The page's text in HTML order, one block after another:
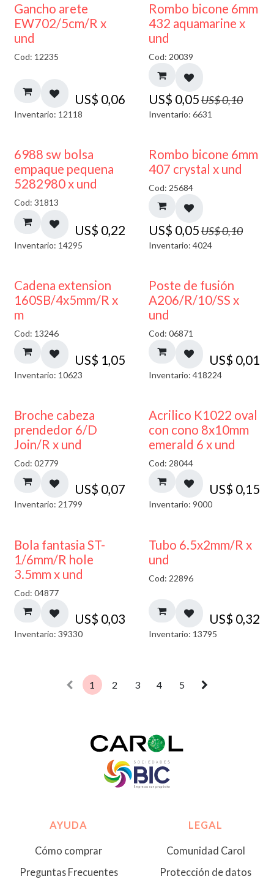
Gancho arete
EW702/5cm/R x
und
Cod: 12235
US$ 0,06
Inventario: 12118
50% DESCUENTO
Rombo bicone 6mm
432 aquamarine x
und
Cod: 20039
US$ 0,05US$0,10
Inventario: 6631
6988 sw bolsa
empaque pequena
5282980 x und
Cod: 31813
US$ 0,22
Inventario: 14295
50% DESCUENTO
Rombo bicone 6mm
407 crystal x und
Cod: 25684
US$ 0,05US$0,10
Inventario: 4024
Cadena extension
160SB/4x5mm/R x
m
Cod: 13246
US$ 1,05
Inventario: 10623
Poste de fusión
A206/R/10/SS x
und
Cod: 06871
US$ 0,01
Inventario: 418224
Broche cabeza
prendedor 6/D
Join/R x und
Cod: 02779
US$ 0,07
Inventario: 21799
Acrilico K1022 oval
con cono 8x10mm
emerald 6 x und
Cod: 28044
US$ 0,15
Inventario: 9000
Bola fantasia ST-
1/6mm/R hole
3.5mm x und
Cod: 04877
US$ 0,03
Inventario: 39330
Tubo 6.5x2mm/R x
und
Cod: 22896
US$ 0,32
Inventario: 13795
1 2 3 4 5
AYUDA
Cómo comprar
Preguntas Frecuentes
LEGAL
Comunidad Carol
Protección de datos